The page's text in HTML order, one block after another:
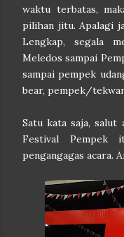
waktu terbatas,
pilihan jitu. Apalagi
Lengkap, segala
Meledos sampai
sampai pempek
bear, pempek/
Satu kata saja,
Festival Pempek
pengangagas acara.